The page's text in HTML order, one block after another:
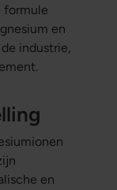
formule
en
industrie,
en